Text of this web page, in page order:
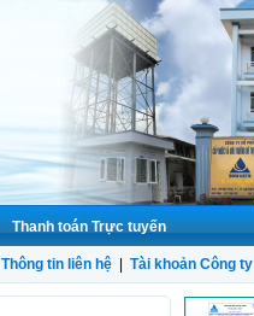
Thanh toán Trực tuyến
Thông tin liên hệ Tài khoản Công ty